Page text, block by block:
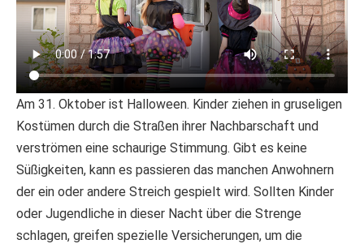
Am 31. Oktober ist Halloween. Kinder ziehen in gruseligen
Kostümen durch die Straßen ihrer Nachbarschaft und
verströmen eine schaurige Stimmung. Gibt es keine
Süßigkeiten, kann es passieren das manchen Anwohnern
der ein oder andere Streich gespielt wird. Sollten Kinder
oder Jugendliche in dieser Nacht über die Strenge
schlagen, greifen spezielle Versicherungen, um die